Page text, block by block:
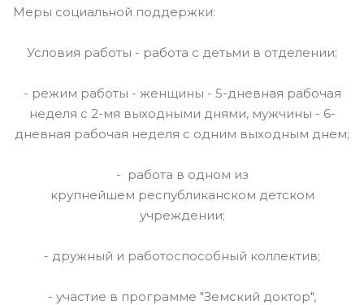
Меры социальной поддержки:
Условия работы - работа с детьми в отделении;
- режим работы - женщины - 5-дневная рабочая
неделя с 2-мя выходными днями, мужчины - 6-
дневная рабочая неделя с одним выходным днем;
- работа в одном из
крупнейшем республиканском детском
учреждении;
- дружный и работоспособный коллектив;
- участие в программе "Земский доктор",